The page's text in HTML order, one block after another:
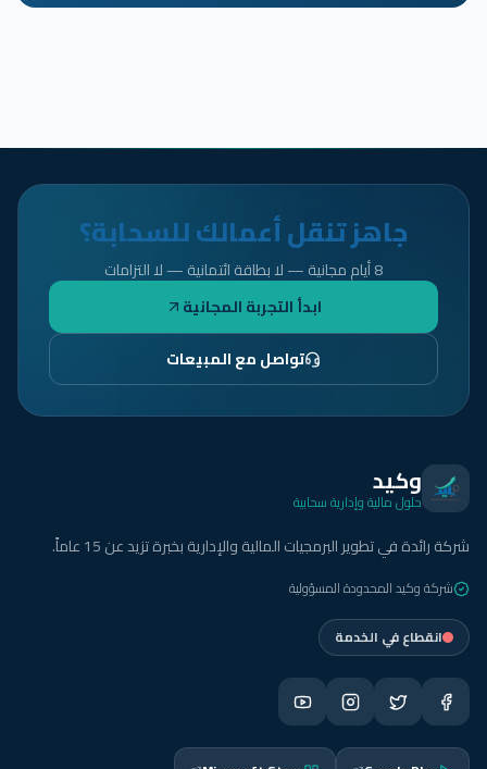
جاهز تنقل أعمالك للسحابة؟
8 أيام مجانية — لا بطاقة ائتمانية — لا التزامات
ابدأ التجربة المجانية
تواصل مع المبيعات
وكيد
حلول مالية وإدارية سحابية
شركة رائدة في تطوير البرمجيات المالية والإدارية بخبرة تزيد عن 15 عاماً.
شركة وكيد المحدودة المسؤولية
انقطاع في الخدمة